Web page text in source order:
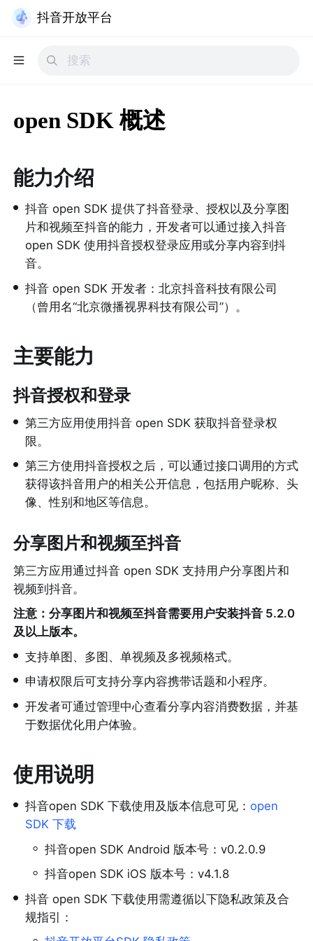
抖音开放平台
open SDK 概述
能力介绍
• 抖音 open SDK 提供了抖音登录、授权以及分享图
片和视频至抖音的能力，开发者可以通过接入抖音
open SDK 使用抖音授权登录应用或分享内容到抖
音。
• 抖音 open SDK 开发者：北京抖音科技有限公司
（曾用名“北京微播视界科技有限公司”）。
主要能力
抖音授权和登录
• 第三方应用使用抖音 open SDK 获取抖音登录权
限。
• 第三方使用抖音授权之后，可以通过接口调用的方式
获得该抖音用户的相关公开信息，包括用户昵称、头
像、性别和地区等信息。
分享图片和视频至抖音
第三方应用通过抖音 open SDK 支持用户分享图片和
视频到抖音。
注意：分享图片和视频至抖音需要用户安装抖音 5.2.0
及以上版本。
• 支持单图、多图、单视频及多视频格式。
• 申请权限后可支持分享内容携带话题和小程序。
• 开发者可通过管理中心查看分享内容消费数据，并基
于数据优化用户体验。
使用说明
• 抖音open SDK 下载使用及版本信息可见： open
SDK 下载
◦ 抖音open SDK Android 版本号：v0.2.0.9
◦ 抖音open SDK iOS 版本号：v4.1.8
• 抖音 open SDK 下载使用需遵循以下隐私政策及合
规指引：